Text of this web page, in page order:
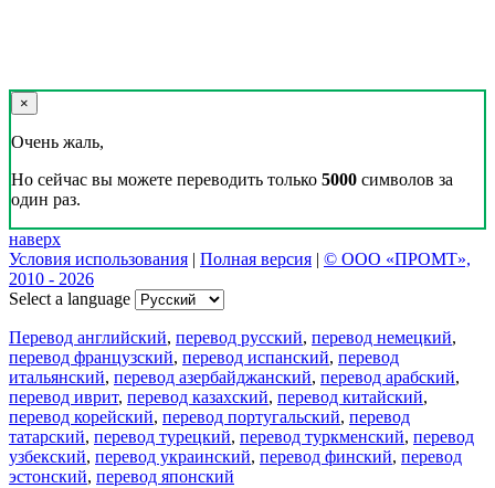
×
Очень жаль,
Но сейчас вы можете переводить только 5000 символов за
один раз.
наверх
Условия использования | Полная версия | © ООО «ПРОМТ»,
2010 - 2026
Select a language
Перевод английский, перевод русский, перевод немецкий,
перевод французский, перевод испанский, перевод
итальянский, перевод азербайджанский, перевод арабский,
перевод иврит, перевод казахский, перевод китайский,
перевод корейский, перевод португальский, перевод
татарский, перевод турецкий, перевод туркменский, перевод
узбекский, перевод украинский, перевод финский, перевод
эстонский, перевод японский